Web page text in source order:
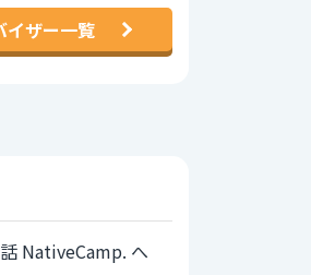
イザー一覧
NativeCamp. へ